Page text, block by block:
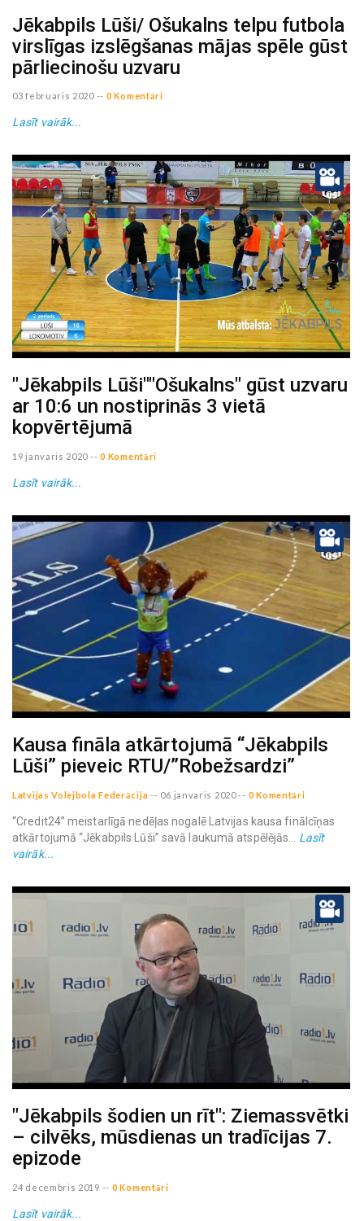
Jēkabpils Lūši/ Ošukalns telpu futbola
virslīgas izslēgšanas mājas spēle gūst
pārliecinošu uzvaru
03 februaris 2020-- 0 Komentāri
Lasīt vairāk...
"Jēkabpils Lūši""Ošukalns" gūst uzvaru
ar 10:6 un nostiprinās 3 vietā
kopvērtējumā
19 janvaris 2020 -- 0 Komentāri
Lasīt vairāk...
Kausa fināla atkārtojumā “Jēkabpils
Lūši” pieveic RTU/”Robežsardzi”
Latvijas Volejbola Federācija -- 06 janvaris 2020-- 0 Komentāri
“Credit24” meistarlīgā nedēļas nogalē Latvijas kausa finālcīņas
atkārtojumā “Jēkabpils Lūši” savā laukumā atspēlējās... Lasīt
vairāk...
"Jēkabpils šodien un rīt": Ziemassvētki
– cilvēks, mūsdienas un tradīcijas 7.
epizode
24 decembris 2019 -- 0 Komentāri
Lasīt vairāk...